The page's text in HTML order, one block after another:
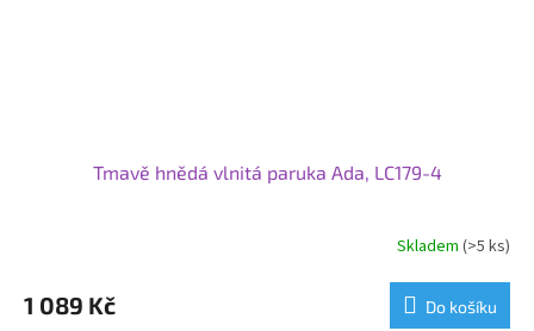
Tmavě hnědá vlnitá paruka Ada, LC179-4
produktu
je
Skladem(>5 ks)
1 089 Kč Do košíku